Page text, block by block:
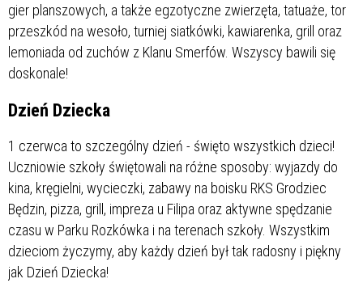
gier planszowych, a także egzotyczne zwierzęta, tatuaże, tor
przeszkód na wesoło, turniej siatkówki, kawiarenka, grill oraz
lemoniada od zuchów z Klanu Smerfów. Wszyscy bawili się
doskonale!
Dzień Dziecka
1 czerwca to szczególny dzień - święto wszystkich dzieci!
Uczniowie szkoły świętowali na różne sposoby: wyjazdy do
kina, kręgielni, wycieczki, zabawy na boisku RKS Grodziec
Będzin, pizza, grill, impreza u Filipa oraz aktywne spędzanie
czasu w Parku Rozkówka i na terenach szkoły. Wszystkim
dzieciom życzymy, aby każdy dzień był tak radosny i piękny
jak Dzień Dziecka!